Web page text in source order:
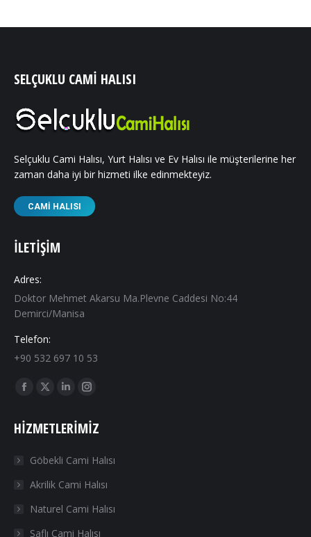
SELÇUKLU CAMI HALISI
Selçuklu Cami Halısı, Yurt Halısı ve Ev Halısı ile müşterilerine her
zaman daha iyi bir hizmeti ilke edinmekteyiz.
CAMI HALISI
İLETIŞIM
Adres:
Doktor Mehmet Akarsu Ma.Plevne Caddesi No:44
Demirci/Manisa
Telefon:
+90 532 697 10 53
Find us on:
Facebook
opens
new
window
X
opens
new
window
Linkedin
opens
new
window
Instagram
opens
new
window
HIZMETLERIMIZ
Göbekli Cami Halısı
Akrilik Cami Halısı
Naturel Cami Halısı
Saflı Cami Halısı